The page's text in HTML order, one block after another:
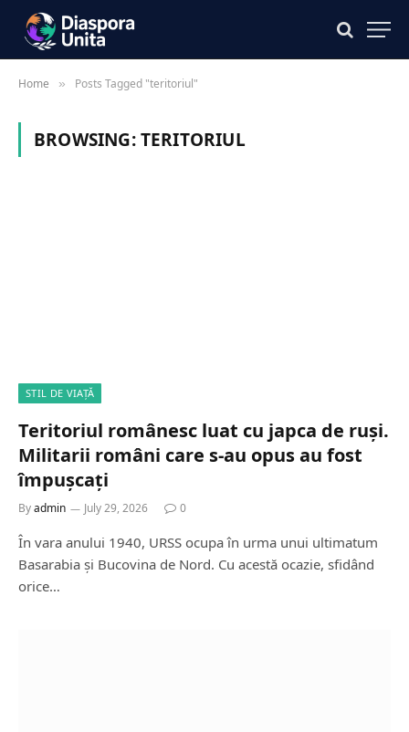
Home » Posts Tagged "teritoriul"
BROWSING:TERITORIUL
STIL DE VIAȚĂ
Teritoriul românesc luat cu japca de ruși.
Militarii români care s-au opus au fost
împușcați
Byadmin July 29, 2026 0
În vara anului 1940, URSS ocupa în urma unui ultimatum
Basarabia și Bucovina de Nord. Cu acestă ocazie, sfidând
orice…